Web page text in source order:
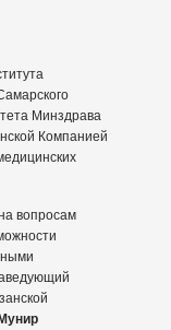
Минздрава
Компанией
вопросам